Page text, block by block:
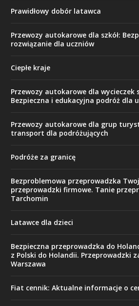
Prawidłowy dobór latawca
Przewozy autokarowe dla szkół:
rozwiązanie dla uczniów
Ciepłe kraje
Przewozy autokarowe dla wycieczek
Bezpieczna i edukacyjna podróż dla
Przewozy autokarowe dla grup
transport dla podróżujących
Podróże za granicę
Bezproblemowa przeprowadzka
przeprowadzki firmowe. Tanie
Tarchomin
Latawce dla dzieci
Bezpieczna przeprowadzka do
z Polski do Holandii. Przeprowadzki
Warszawa
Fiat cennik: Aktualne informacje o